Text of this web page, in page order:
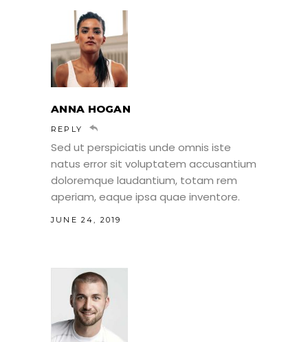
ANNA HOGAN
REPLY
Sed ut perspiciatis unde omnis iste
natus error sit voluptatem accusantium
doloremque laudantium, totam rem
aperiam, eaque ipsa quae inventore.
JUNE 24, 2019